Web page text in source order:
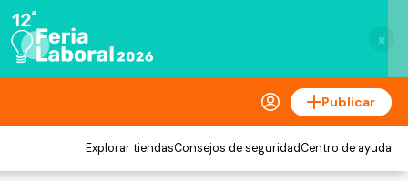
×
Publicar
Explorar tiendasConsejos de seguridadCentro de ayuda